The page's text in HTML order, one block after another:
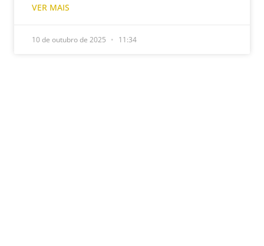
VER MAIS
10 de outubro de 2025 11:34